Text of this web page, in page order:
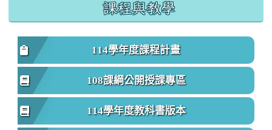
課程與教學
114學年度課程計畫
108課綱公開授課專區
114學年度教科書版本